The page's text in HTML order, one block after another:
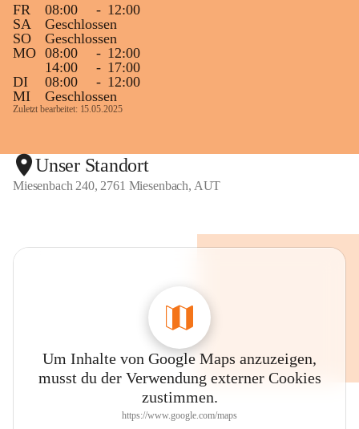
FR
08:00 - 12:00
SA
Geschlossen
SO
Geschlossen
MO 08:00 - 12:00
14:00
- 17:00
DI
08:00 - 12:00
MI
Geschlossen
Zuletzt bearbeitet: 15.05.2025
Unser Standort
Miesenbach 240, 2761 Miesenbach, AUT
Um Inhalte von Google Maps anzuzeigen,
musst du der Verwendung externer Cookies
zustimmen.
https://www.google.com/maps